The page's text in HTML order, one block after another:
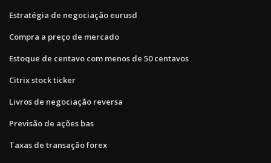
Estratégia de negociação eurusd
Compra a preço de mercado
Estoque de centavo com menos de 50 centavos
Citrix stock ticker
Livros de negociação reversa
Previsão de ações bas
Taxas de transação forex